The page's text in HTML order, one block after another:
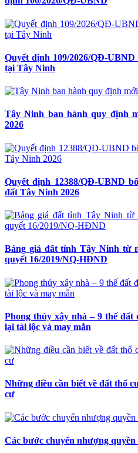
Quyết định 109/2026/QĐ-
tại Tây Ninh
Tây Ninh ban hành quy định
2026
Quyết định 12388/QĐ-UBND
đất Tây Ninh 2026
Bảng giá đất tỉnh Tây Ninh từ
quyết 16/2019/NQ-HĐND
Phong thủy xây nhà – 9 thế đất
lại tài lộc và may mắn
Những điều cần biết về đất thổ
cư
Các bước chuyển nhượng